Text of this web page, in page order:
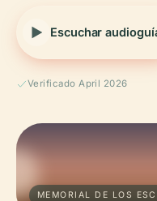
Escuchar
Verificado April 2026
MEMORIAL DE LOS